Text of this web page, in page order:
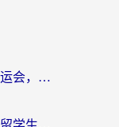
海外怎么看英超？从欧洲杯到奥运会，一份让你不卡壳的中文解说观看指南